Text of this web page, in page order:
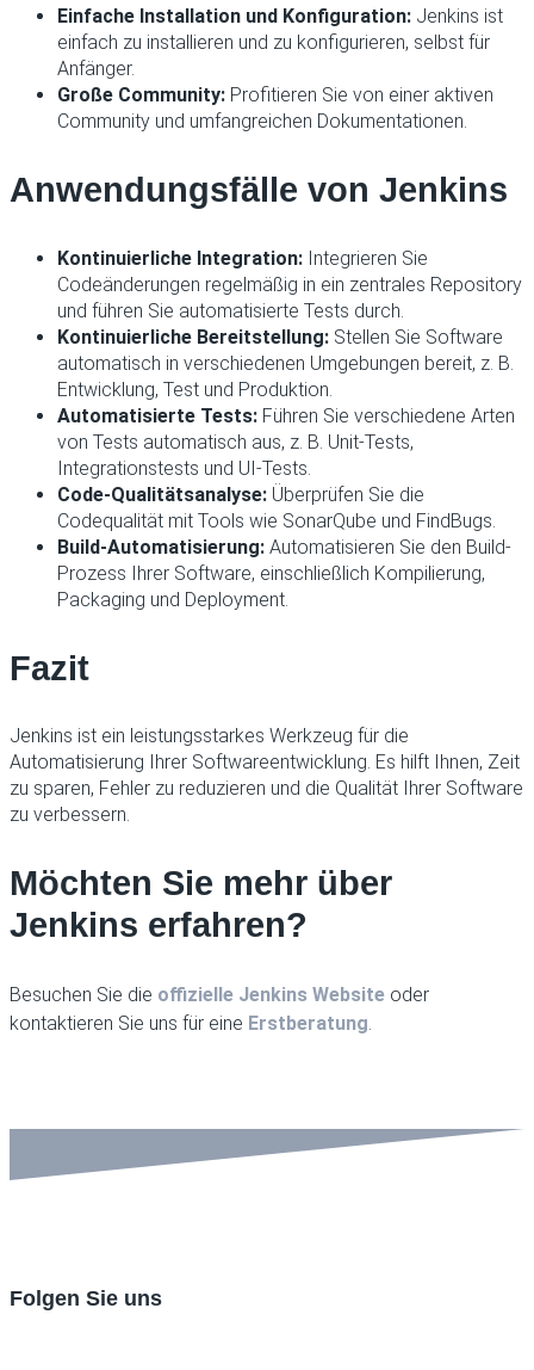
Einfache Installation und Konfiguration: Jenkins ist
einfach zu installieren und zu konfigurieren, selbst für
Anfänger.
Große Community: Profitieren Sie von einer aktiven
Community und umfangreichen Dokumentationen.
Anwendungsfälle von Jenkins
Kontinuierliche Integration: Integrieren Sie
Codeänderungen regelmäßig in ein zentrales Repository
und führen Sie automatisierte Tests durch.
Kontinuierliche Bereitstellung: Stellen Sie Software
automatisch in verschiedenen Umgebungen bereit, z. B.
Entwicklung, Test und Produktion.
Automatisierte Tests: Führen Sie verschiedene Arten
von Tests automatisch aus, z. B. Unit-Tests,
Integrationstests und UI-Tests.
Code-Qualitätsanalyse: Überprüfen Sie die
Codequalität mit Tools wie SonarQube und FindBugs.
Build-Automatisierung: Automatisieren Sie den Build-
Prozess Ihrer Software, einschließlich Kompilierung,
Packaging und Deployment.
Fazit
Jenkins ist ein leistungsstarkes Werkzeug für die
Automatisierung Ihrer Softwareentwicklung. Es hilft Ihnen, Zeit
zu sparen, Fehler zu reduzieren und die Qualität Ihrer Software
zu verbessern.
Möchten Sie mehr über
Jenkins erfahren?
Besuchen Sie die offizielle Jenkins Website oder
kontaktieren Sie uns für eine Erstberatung.
Folgen Sie uns